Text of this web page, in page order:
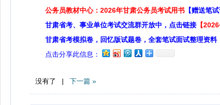
公务员教材中心：2026年甘肃公务员考试用书 【赠送笔
甘肃省考、事业单位考试交流群开放中，点击链接 【
甘肃省考模拟卷，回忆版试题卷，全套笔试面试整理资料
点击分享此信息：
没有了 | 下一篇 »